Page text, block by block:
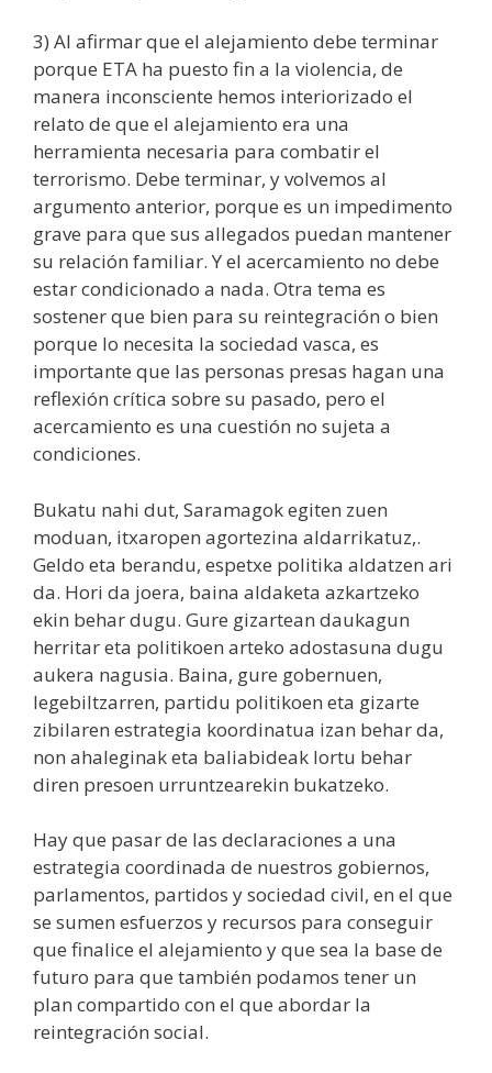
3) Al afirmar que el alejamiento debe terminar
porque ETA ha puesto fin a la violencia, de
manera inconsciente hemos interiorizado el
relato de que el alejamiento era una
herramienta necesaria para combatir el
terrorismo. Debe terminar, y volvemos al
argumento anterior, porque es un impedimento
grave para que sus allegados puedan mantener
su relación familiar. Y el acercamiento no debe
estar condicionado a nada. Otra tema es
sostener que bien para su reintegración o bien
porque lo necesita la sociedad vasca, es
importante que las personas presas hagan una
reflexión crítica sobre su pasado, pero el
acercamiento es una cuestión no sujeta a
condiciones.
Bukatu nahi dut, Saramagok egiten zuen
moduan, itxaropen agortezina aldarrikatuz,.
Geldo eta berandu, espetxe politika aldatzen ari
da. Hori da joera, baina aldaketa azkartzeko
ekin behar dugu. Gure gizartean daukagun
herritar eta politikoen arteko adostasuna dugu
aukera nagusia. Baina, gure gobernuen,
legebiltzarren, partidu politikoen eta gizarte
zibilaren estrategia koordinatua izan behar da,
non ahaleginak eta baliabideak lortu behar
diren presoen urruntzearekin bukatzeko.
Hay que pasar de las declaraciones a una
estrategia coordinada de nuestros gobiernos,
parlamentos, partidos y sociedad civil, en el que
se sumen esfuerzos y recursos para conseguir
que finalice el alejamiento y que sea la base de
futuro para que también podamos tener un
plan compartido con el que abordar la
reintegración social.